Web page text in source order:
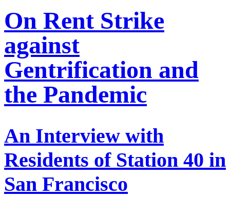
On Rent Strike
against
Gentrification and
the Pandemic
An Interview with
Residents of Station 40 in
San Francisco